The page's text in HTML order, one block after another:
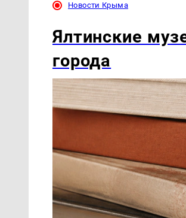
Новости Крыма
Ялтинские
города